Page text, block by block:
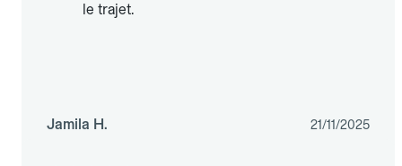
le trajet.
Jamila H. 21/11/2025